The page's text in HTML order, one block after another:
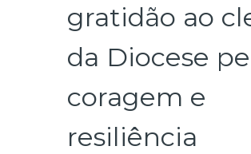
gratidão ao
da Diocese
coragem e
resiliência